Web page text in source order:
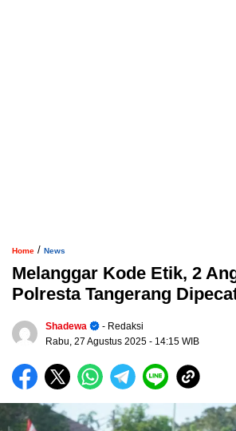
Home / News
Melanggar Kode Etik, 2
Polresta Tangerang
Shadewa
- Redaksi
Rabu, 27 Agustus 2025 - 14:15 WIB